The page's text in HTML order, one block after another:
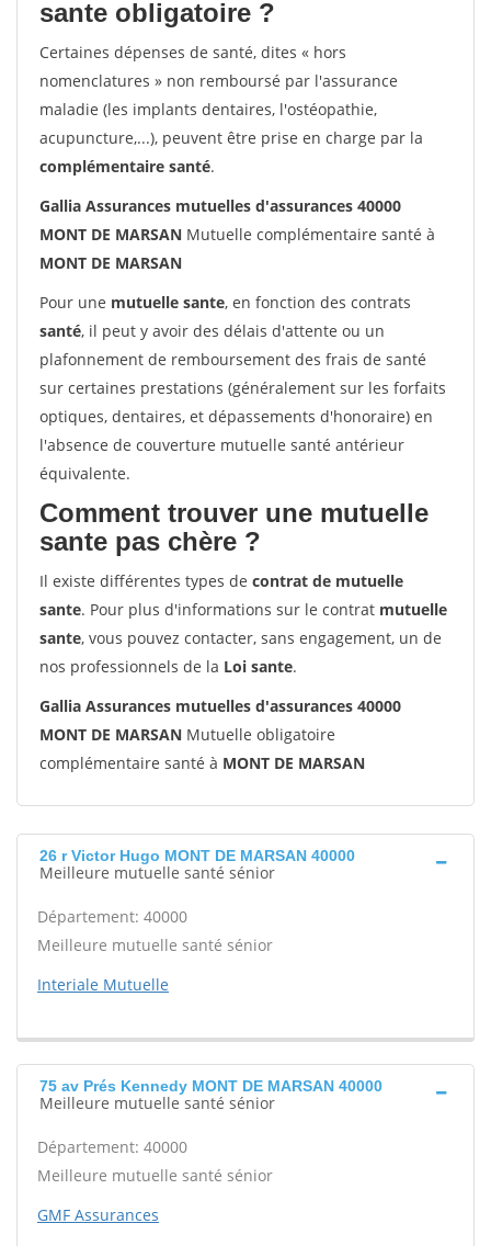
sante obligatoire ?
Certaines dépenses de santé, dites « hors
nomenclatures » non remboursé par l'assurance
maladie (les implants dentaires, l'ostéopathie,
acupuncture,...), peuvent être prise en charge par la
complémentaire santé.
Gallia Assurances mutuelles d'assurances 40000
MONT DE MARSAN Mutuelle complémentaire santé à
MONT DE MARSAN
Pour une mutuelle sante, en fonction des contrats
santé, il peut y avoir des délais d'attente ou un
plafonnement de remboursement des frais de santé
sur certaines prestations (généralement sur les forfaits
optiques, dentaires, et dépassements d'honoraire) en
l'absence de couverture mutuelle santé antérieur
équivalente.
Comment trouver une mutuelle
sante pas chère ?
Il existe différentes types de contrat de mutuelle
sante. Pour plus d'informations sur le contrat mutuelle
sante, vous pouvez contacter, sans engagement, un de
nos professionnels de la Loi sante.
Gallia Assurances mutuelles d'assurances 40000
MONT DE MARSAN Mutuelle obligatoire
complémentaire santé à MONT DE MARSAN
26 r Victor Hugo MONT DE MARSAN 40000
Meilleure mutuelle santé sénior
Département: 40000
Meilleure mutuelle santé sénior
Interiale Mutuelle
75 av Prés Kennedy MONT DE MARSAN 40000
Meilleure mutuelle santé sénior
Département: 40000
Meilleure mutuelle santé sénior
GMF Assurances